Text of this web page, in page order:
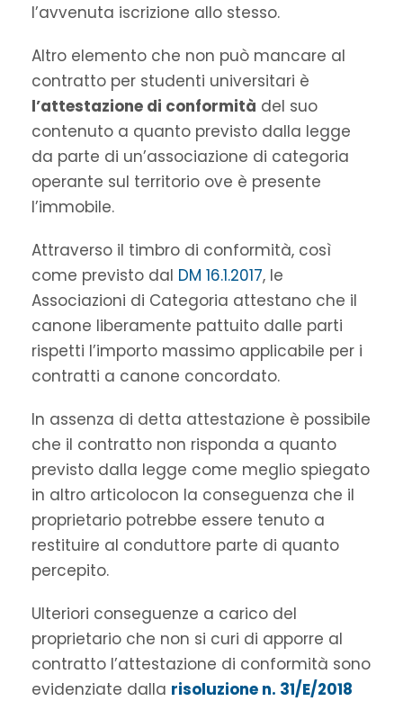
l’avvenuta iscrizione allo stesso.
Altro elemento che non può mancare al
contratto per studenti universitari è
l’attestazione di conformità del suo
contenuto a quanto previsto dalla legge
da parte di un’associazione di categoria
operante sul territorio ove è presente
l’immobile.
Attraverso il timbro di conformità, così
come previsto dal DM 16.1.2017, le
Associazioni di Categoria attestano che il
canone liberamente pattuito dalle parti
rispetti l’importo massimo applicabile per i
contratti a canone concordato.
In assenza di detta attestazione è possibile
che il contratto non risponda a quanto
previsto dalla legge come meglio spiegato
in altro articolocon la conseguenza che il
proprietario potrebbe essere tenuto a
restituire al conduttore parte di quanto
percepito.
Ulteriori conseguenze a carico del
proprietario che non si curi di apporre al
contratto l’attestazione di conformità sono
evidenziate dalla risoluzione n. 31/E/2018